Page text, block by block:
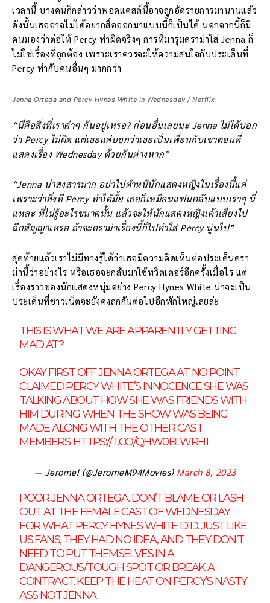
เวลานี้ บางคนก็กล่าวว่าพอดแคสต์นี้อาจถูกอัดรายการมานานแล้ว
ดังนั้นเธออาจไม่ได้อยากสื่อออกมาแบบนี้ก็เป็นได้ นอกจากนี้ก็มี
คนมองว่าต่อให้ Percy ทำผิดจริงๆ การที่มารุมดราม่าใส่ Jenna ก็
ไม่ใช่เรื่องที่ถูกต้อง เพราะเราควรจะให้ความสนใจกับประเด็นที่
Percy ทำกับคนอื่นๆ มากกว่า
Jenna Ortega and Percy Hynes White in Wednesday / Netflix
“นี่คือสิ่งที่เราด่าๆ กันอยู่เหรอ? ก่อนอื่นเลยนะ Jenna ไม่ได้บอก
ว่า Percy ไม่ผิด แต่เธอแค่บอกว่าเธอเป็นเพื่อนกับเขาตอนที่
แสดงเรื่อง Wednesday ด้วยกันต่างหาก”
“Jenna น่าสงสารมาก อย่าไปตำหนินักแสดงหญิงในเรื่องนี้แค่
เพราะว่าสิ่งที่ Percy ทำได้มั้ย เธอก็เหมือนแฟนคลับแบบเราๆ นี่
แหละ ที่ไม่รู้อะไรขนาดนั้น แล้วจะให้นักแสดงหญิงเค้าเสี่ยงไป
ฉีกสัญญาเหรอ ถ้าจะดราม่าเรื่องนี้ก็ไปทำใส่ Percy นู่นไป”
สุดท้ายแล้วเราไม่มีทางรู้ได้ว่าเธอมีความคิดเห็นต่อประเด็นดรา
ม่านี้ว่าอย่างไร หรือเธอจะกลับมาใช้ทวิตเตอร์อีกครั้งเมื่อไร แต่
เรื่องราวของนักแสดงหนุ่มอย่าง Percy Hynes White น่าจะเป็น
ประเด็นที่ชาวเน็ตจะยังคงถกกันต่อไปอีกพักใหญ่เลยล่ะ
THIS IS WHAT WE ARE APPARENTLY GETTING
MAD AT?
OKAY FIRST OFF JENNA ORTEGA AT NO POINT
CLAIMED PERCY WHITE’S INNOCENCE SHE WAS
TALKING ABOUT HOW SHE WAS FRIENDS WITH
HIM DURING WHEN THE SHOW WAS BEING
MADE ALONG WITH THE OTHER CAST
MEMBERS.HTTPS://T.CO/QHW0BLWRH1
— Jerome! (@JeromeM94Movies) March 8, 2023
POOR JENNA ORTEGA. DON’T BLAME OR LASH
OUT AT THE FEMALE CAST OF WEDNESDAY
FOR WHAT PERCY HYNES WHITE DID. JUST LIKE
US FANS, THEY HAD NO IDEA, AND THEY DON’T
NEED TO PUT THEMSELVES IN A
DANGEROUS/TOUGH SPOT OR BREAK A
CONTRACT. KEEP THE HEAT ON PERCY’S NASTY
ASS NOT JENNA